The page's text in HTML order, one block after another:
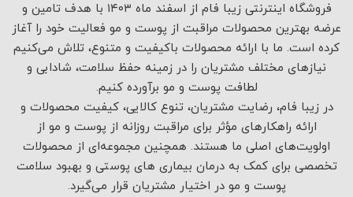
فروشگاه اینترنتی زیبا فام از اسفند ماه ۱۴۰۳ با هدف تامین و
عرضه بهترین محصولات مراقبت از پوست و مو فعالیت خود را آغاز
کرده است. ما با ارائه محصولات باکیفیت و متنوع، تلاش می‌کنیم
نیازهای مختلف مشتریان را در زمینه حفظ سلامت، شادابی و
لطافت پوست و مو برآورده کنیم.
در زیبا فام، رضایت مشتریان، تنوع کالایی، کیفیت محصولات و
ارائه راهکارهای مؤثر برای مراقبت روزانه از پوست و مو از
اولویت‌های اصلی ما هستند. همچنین مجموعه‌ای از محصولات
تخصصی برای کمک به درمان بیماری های پوستی و بهبود سلامت
پوست و مو در اختیار مشتریان قرار می‌گیرد.